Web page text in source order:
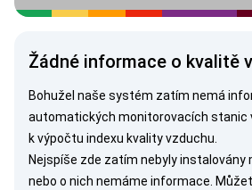
Žádné informace o kvalitě
Bohužel naše systém zatím nemá
automatických monitorovacích stanic
k výpočtu indexu kvality vzduchu.
Nejspíše zde zatím nebyly
nebo o nich nemáme informace.